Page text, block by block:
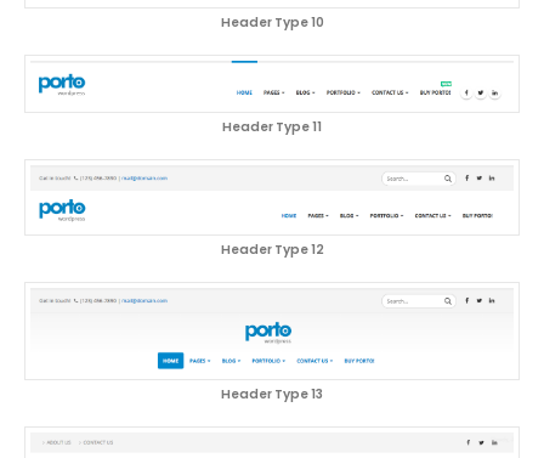
Header Type 10
Header Type 11
Header Type 12
Header Type 13